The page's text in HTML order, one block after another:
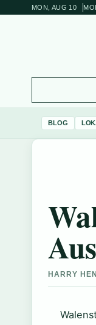
MON, AUG 10
BLOG
HARRY